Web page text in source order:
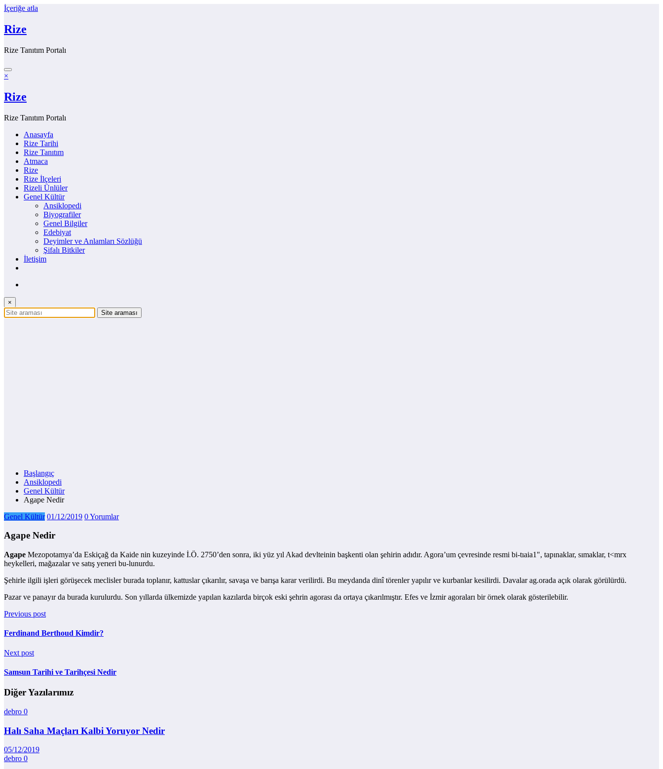
İçeriğe atla
Rize
Rize Tanıtım Portalı
×
Rize
Rize Tanıtım Portalı
Anasayfa
Rize Tarihi
Rize Tanıtım
Atmaca
Rize
Rize İlçeleri
Rizeli Ünlüler
Genel Kültür
Ansiklopedi
Biyografiler
Genel Bilgiler
Edebiyat
Deyimler ve Anlamları Sözlüğü
Şifalı Bitkiler
İletişim
×
Başlangıç
Ansiklopedi
Genel Kültür
Agape Nedir
Genel Kültür 01/12/2019 0 Yorumlar
Agape Nedir
Agape Mezopotamya’da Eskiçağ da Kaide nin kuzeyinde İ.Ö. 2750’den sonra, iki yüz yıl Akad devlteinin başkenti olan şehirin adıdır. Agora’um çevresinde resmi bi-tıaia1", tapınaklar, sımaklar, t<mrx
heykelleri, mağazalar ve satış yerıeri bu-lunurdu.
Şehirle ilgili işleri görüşecek meclisler burada toplanır, kattuslar çıkarılır, savaşa ve barışa karar verilirdi. Bu meydanda dinî törenler yapılır ve kurbanlar kesilirdi. Davalar ag.orada açık olarak görülürdü.
Pazar ve panayır da burada kurulurdu. Son yıllarda ülkemizde yapılan kazılarda birçok eski şehrin agorası da ortaya çıkarılmıştır. Efes ve İzmir agoraları bir örnek olarak gösterilebilir.
Previous post
Ferdinand Berthoud Kimdir?
Next post
Samsun Tarihi ve Tarihçesi Nedir
Diğer Yazılarımız
debro 0
Halı Saha Maçları Kalbi Yoruyor Nedir
05/12/2019
debro 0